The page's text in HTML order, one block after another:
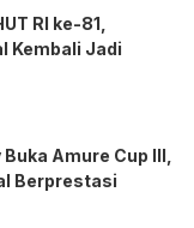
RI ke-81,
Kembali Jadi
Amure Cup III,
Berprestasi